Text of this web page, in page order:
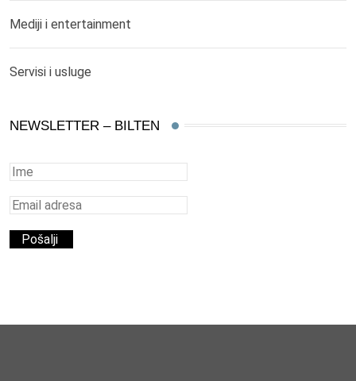
Mediji i entertainment
Servisi i usluge
NEWSLETTER – BILTEN